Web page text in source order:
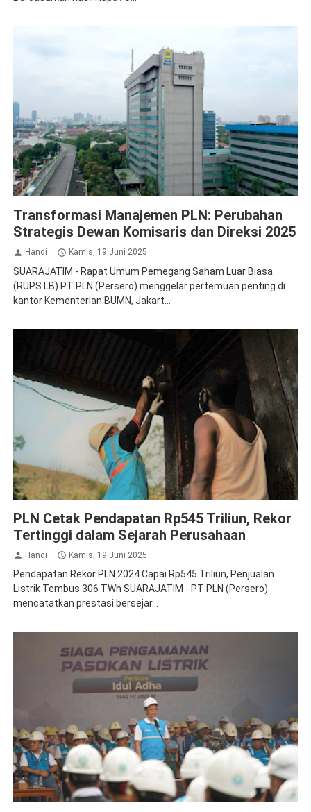
Transformasi Manajemen PLN: Perubahan
Strategis Dewan Komisaris dan Direksi 2025
Handi Kamis, 19 Juni 2025
SUARAJATIM - Rapat Umum Pemegang Saham Luar Biasa
(RUPS LB) PT PLN (Persero) menggelar pertemuan penting di
kantor Kementerian BUMN, Jakart...
PLN Cetak Pendapatan Rp545 Triliun, Rekor
Tertinggi dalam Sejarah Perusahaan
Handi Kamis, 19 Juni 2025
Pendapatan Rekor PLN 2024 Capai Rp545 Triliun, Penjualan
Listrik Tembus 306 TWh SUARAJATIM - PT PLN (Persero)
mencatatkan prestasi bersejar...